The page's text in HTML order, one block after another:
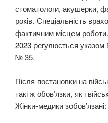
стоматологи, акушерки,
років. Спеціальність
фактичним місцем роботи.
2023 регулюється указом
№ 35.
Після постановки на
такі ж обов’язки, як і
Жінки-медикизобов’язані: